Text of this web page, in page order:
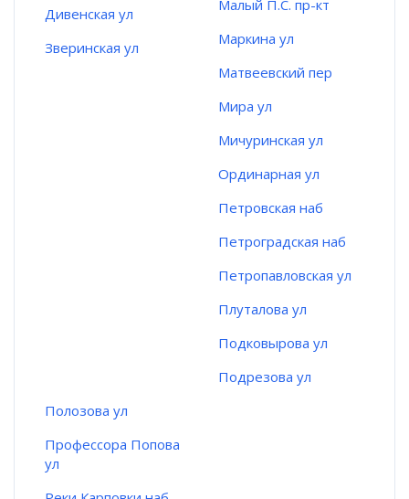
Дивенская ул
Зверинская ул
Малый П.С. пр-кт
Маркина ул
Матвеевский пер
Мира ул
Мичуринская ул
Ординарная ул
Петровская наб
Петроградская наб
Петропавловская ул
Плуталова ул
Подковырова ул
Подрезова ул
Полозова ул
Профессора Попова
ул